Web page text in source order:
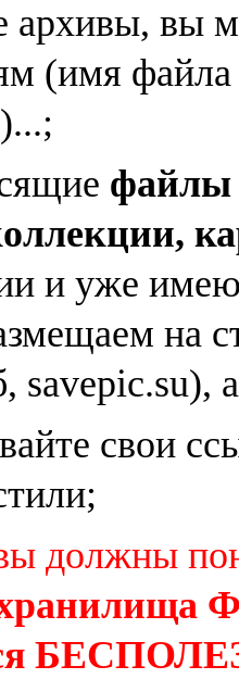
архивы, вы
(имя
файлы
и уже
на
savepic.su),
свои
должны